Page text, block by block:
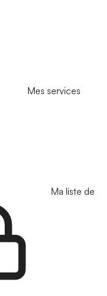
Mes services
Ma liste de